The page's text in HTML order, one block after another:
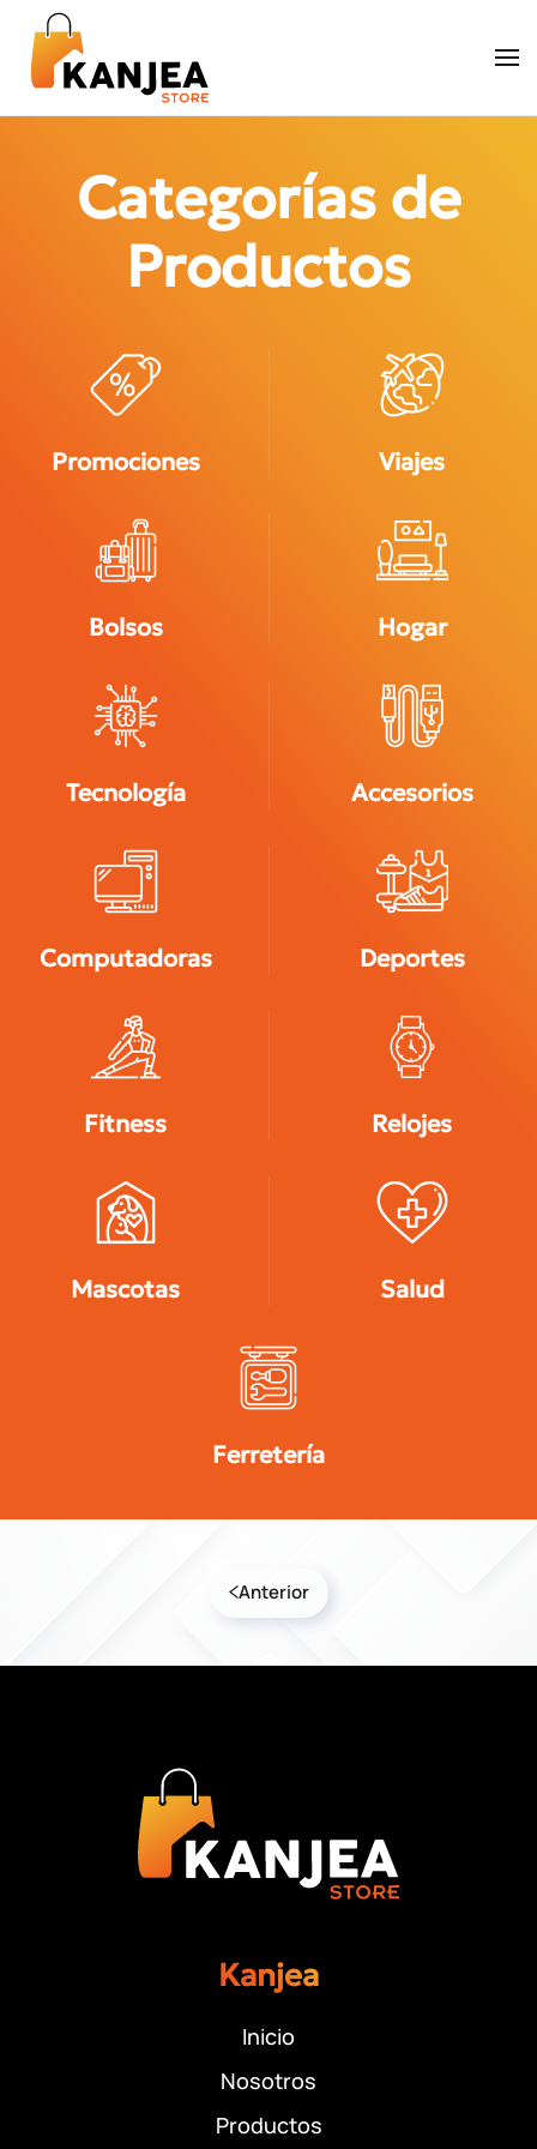
Skip to main content
Categorías de
Productos
Promociones Viajes
Bolsos Hogar
Tecnología Accesorios
Computadoras Deportes
Fitness Relojes
Mascotas Salud
Ferretería
Anterior
Kanjea
Inicio
Nosotros
Productos